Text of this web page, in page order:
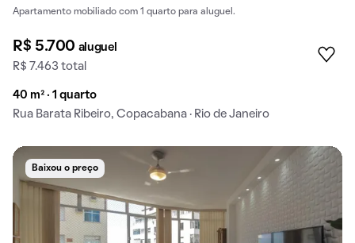
Apartamento mobiliado com 1 quarto para aluguel.
R$ 5.700 aluguel
R$ 7.463 total
40 m² · 1 quarto
Rua Barata Ribeiro, Copacabana · Rio de Janeiro
Baixou o preço